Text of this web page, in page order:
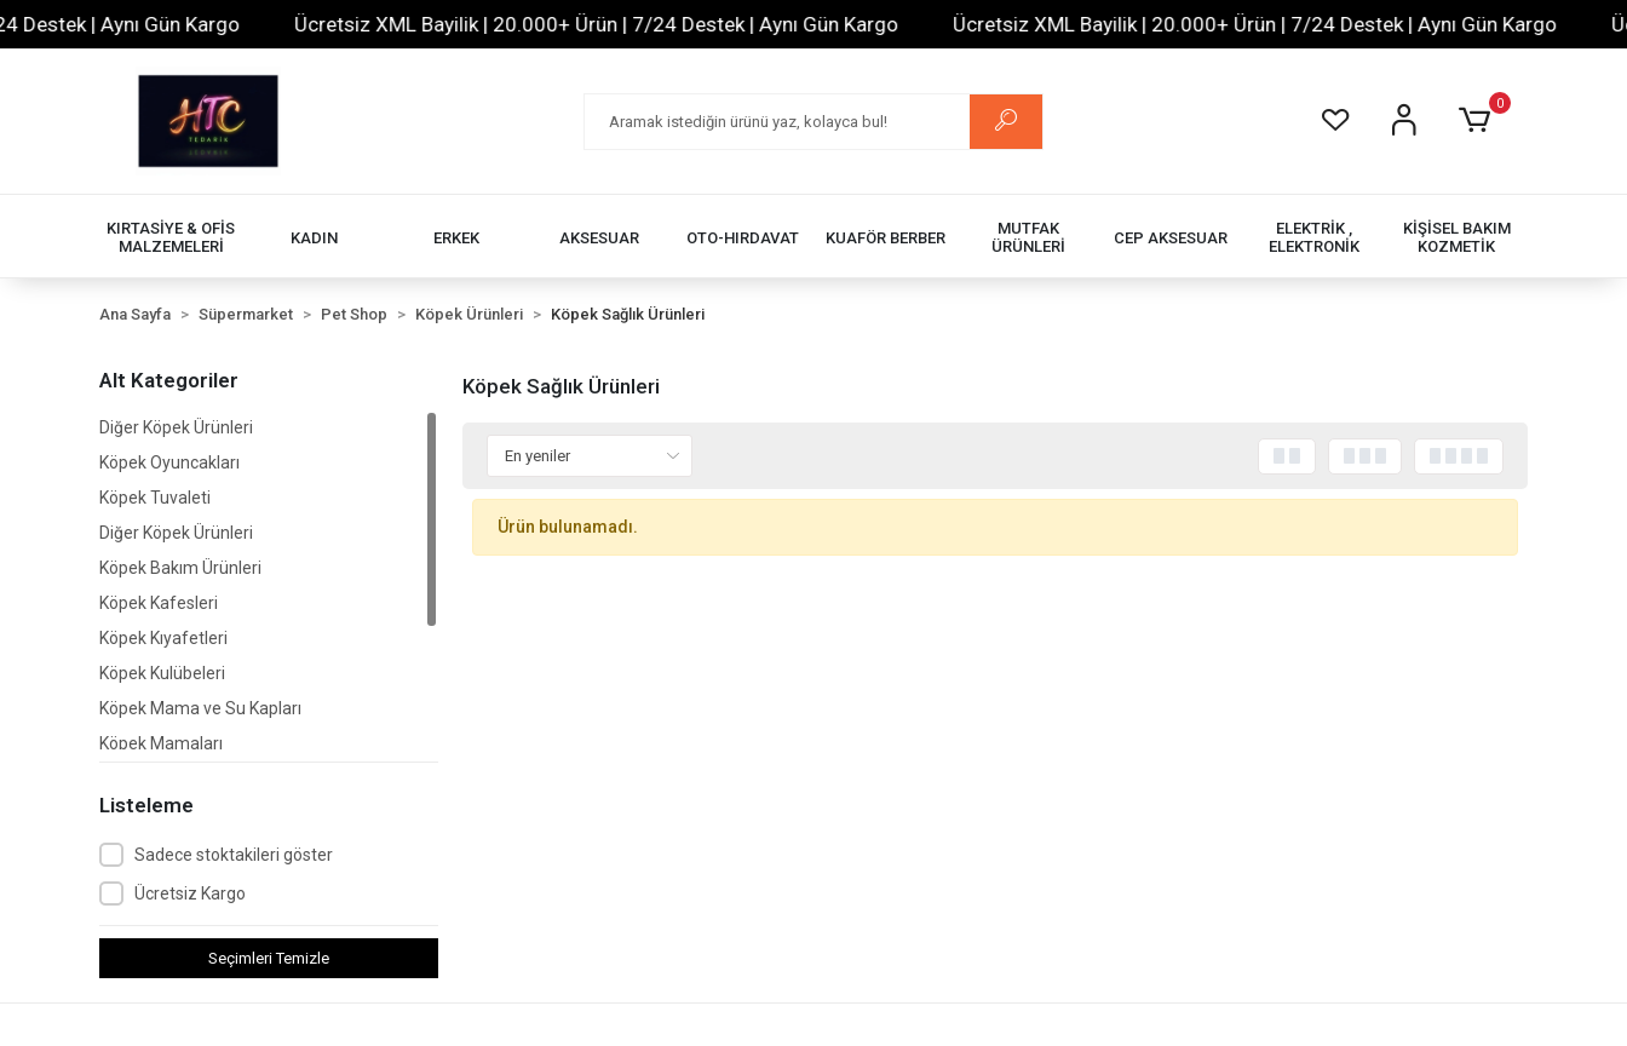
| Aynı Gün Kargo Ücretsiz XML Bayilik | 20.000+ Ürün | 7/24 Destek | Aynı Gün Kargo Ücretsiz XML Bayilik | 20.000+ Ürün | 7/24 Destek | Aynı Gün Kargo
0
KIRTASİYE & OFİS
MALZEMELERİ
KADIN ERKEK AKSESUAR OTO-HIRDAVAT KUAFÖR BERBER
MUTFAK
ÜRÜNLERİ
CEP AKSESUAR
ELEKTRİK ,
ELEKTRONİK
KİŞİSEL BAKIM
KOZMETİK
Ana Sayfa Süpermarket Pet Shop Köpek Ürünleri Köpek Sağlık Ürünleri
Alt Kategoriler
Diğer Köpek Ürünleri
Köpek Oyuncakları
Köpek Tuvaleti
Diğer Köpek Ürünleri
Köpek Bakım Ürünleri
Köpek Kafesleri
Köpek Kıyafetleri
Köpek Kulübeleri
Köpek Mama ve Su Kapları
Köpek Mamaları
Köpek Sağlık Ürünleri
Köpek Taşıma Çantaları
Köpek Tasmaları
Listeleme
Sadece stoktakileri göster
Ücretsiz Kargo
Seçimleri Temizle
Köpek Sağlık Ürünleri
Ürün bulunamadı.